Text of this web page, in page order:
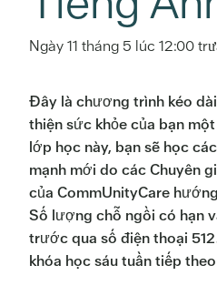
Ngày 11 tháng 5 lúc 12:00
Đây là chương trình kéo
thiện sức khỏe của bạn
lớp học này, bạn sẽ học
mạnh mới do các Chuyên
của CommUnityCare
Số lượng chỗ ngồi có hạn
trước qua số điện thoại
khóa học sáu tuần tiếp